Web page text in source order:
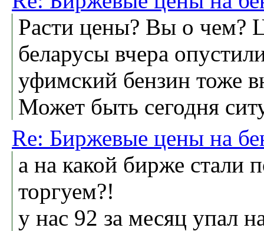
Расти цены? Вы о чем?
беларусы вчера
уфимский бензин тоже
Может быть сегодня
Re: Биржевые цены на
а на какой бирже стали
торгуем?!
у нас 92 за месяц упал